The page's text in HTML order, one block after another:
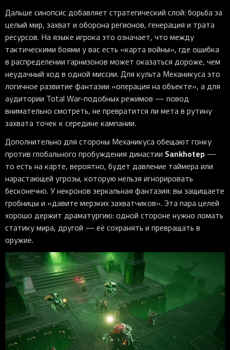
Дальше синопсис добавляет стратегический слой: борьба за
целый мир, захват и оборона регионов, генерация и трата
ресурсов. На языке игрока это означает, что между
тактическими боями у вас есть «карта войны», где ошибка
в распределении гарнизонов может оказаться дороже, чем
неудачный ход в одной миссии. Для культа Механикуса это
логичное развитие фантазии «операция на объекте», а для
аудитории Total War-подобных режимов — повод
внимательно смотреть, не превратится ли мета в рутину
захвата точек к середине кампании.
Дополнительно для стороны Механикуса обещают гонку
против глобального пробуждения династии Sankhotep —
то есть на карте, вероятно, будет давление таймера или
нарастающей угрозы, которую нельзя игнорировать
бесконечно. У некронов зеркальная фантазия: вы защищаете
гробницы и «давите мерзких захватчиков». Эта пара целей
хорошо держит драматургию: одной стороне нужно ломать
статику мира, другой — её сохранять и превращать в
оружие.